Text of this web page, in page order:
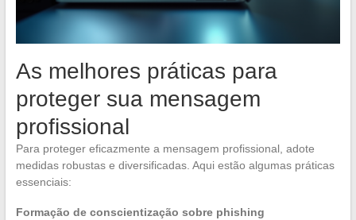
As melhores práticas para
proteger sua mensagem
profissional
Para proteger eficazmente a mensagem profissional, adote
medidas robustas e diversificadas. Aqui estão algumas práticas
essenciais:
Formação de conscientização sobre phishing